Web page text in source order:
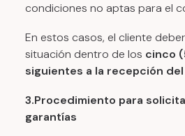
condiciones no aptas para el
En estos casos, el cliente
situación dentro de los cinco
siguientes a la recepción
3.Procedimiento para
garantías